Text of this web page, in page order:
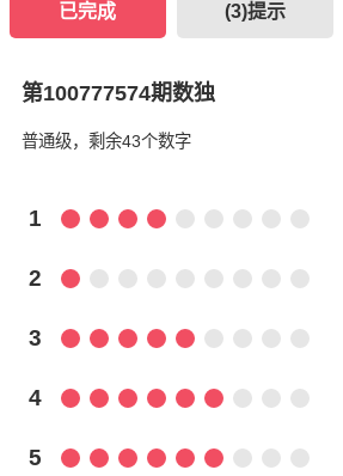
已完成 (3)提示
第100777574期数独
普通级，剩余43个数字
1
2
3
4
5